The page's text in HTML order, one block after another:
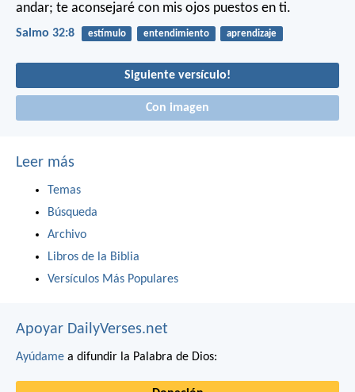
andar; te aconsejaré con mis ojos puestos en ti.
Salmo 32:8 estímulo entendimiento aprendizaje
Siguiente versículo!
Con imagen
Leer más
Temas
Búsqueda
Archivo
Libros de la Biblia
Versículos Más Populares
Apoyar DailyVerses.net
Ayúdame a difundir la Palabra de Dios: